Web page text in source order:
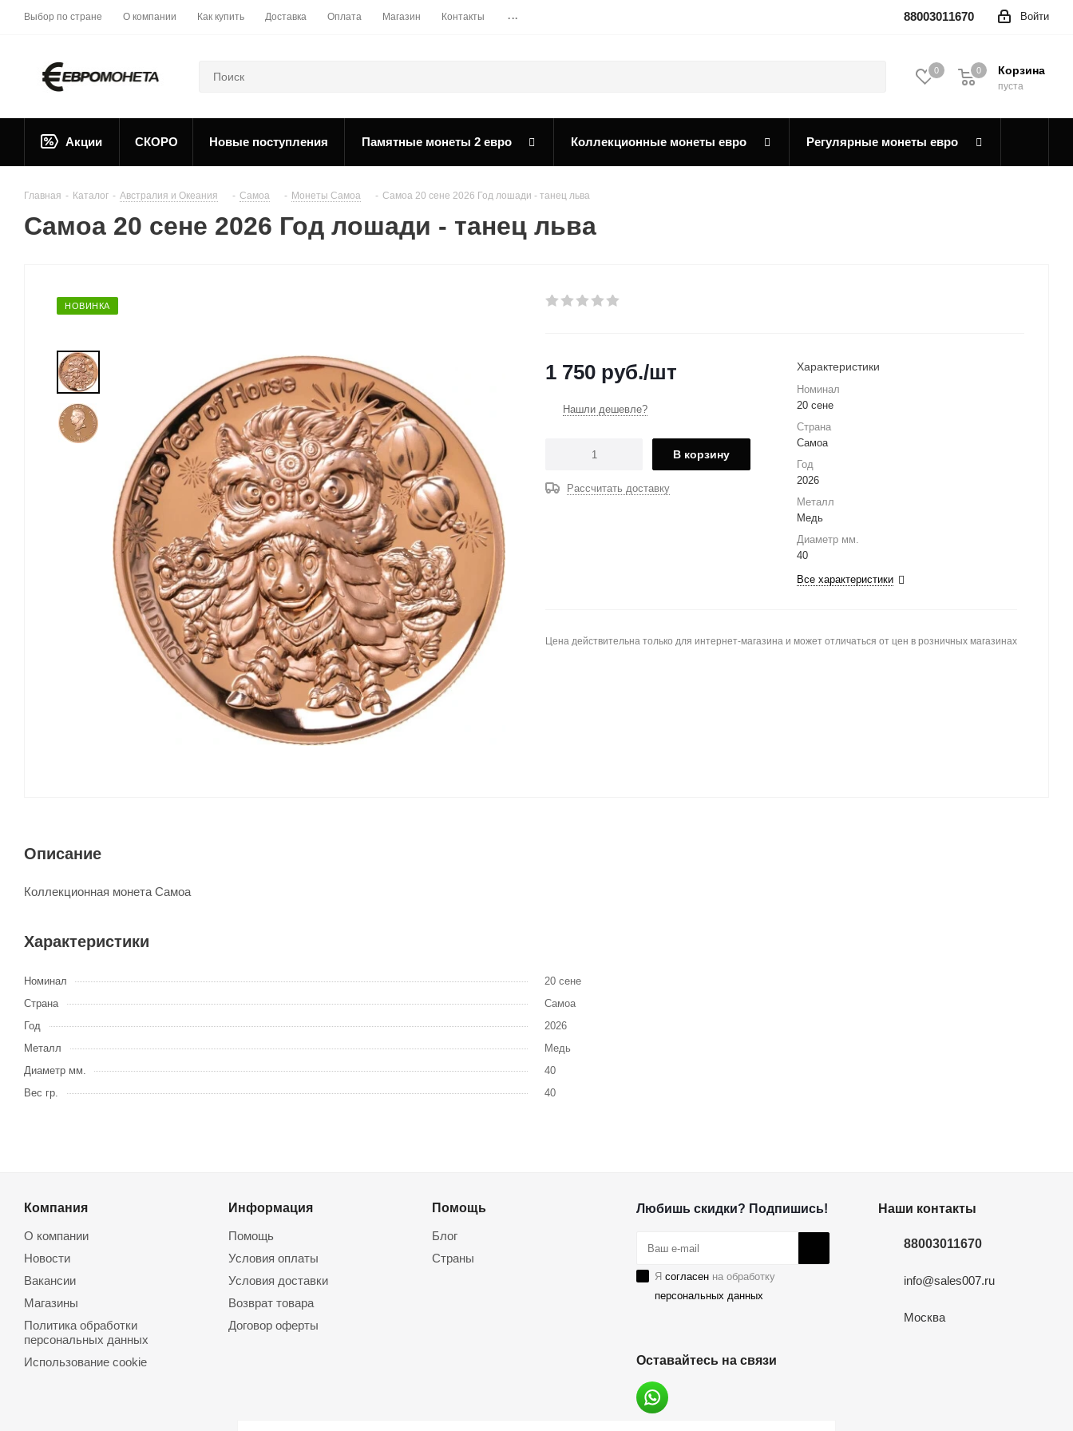
Выбор по стране О компании Как купить Доставка Оплата Магазин Контакты ... Войти
88003011670
0 Корзина
0
пуста
0
Акции СКОРО Новые поступления Памятные монеты 2 евро Коллекционные монеты евро Регулярные монеты евро
Главная - Каталог - Австралия и Океания - Самоа - Монеты Самоа - Самоа 20 сене 2026 Год лошади - танец льва
Самоа 20 сене 2026 Год лошади - танец льва
НОВИНКА
1 750 руб./шт
Нашли дешевле?
В корзину
Рассчитать доставку
Характеристики
Номинал
20 сене
Страна
Самоа
Год
2026
Металл
Медь
Диаметр мм.
40
Все характеристики
Цена действительна только для интернет-магазина и может отличаться от цен в розничных магазинах
Описание
Коллекционная монета Самоа
Характеристики
Номинал
20 сене
Страна
Самоа
Год
2026
Металл
Медь
Диаметр мм.
40
Вес гр.
40
Компания
О компании
Новости
Вакансии
Магазины
Политика обработки
персональных данных
Использование cookie
Информация
Помощь
Условия оплаты
Условия доставки
Возврат товара
Договор оферты
Помощь
Блог
Страны
Любишь скидки? Подпишись!
Я согласенна обработку
персональных данных
Оставайтесь на связи
Наши контакты
88003011670
info@sales007.ru
Москва